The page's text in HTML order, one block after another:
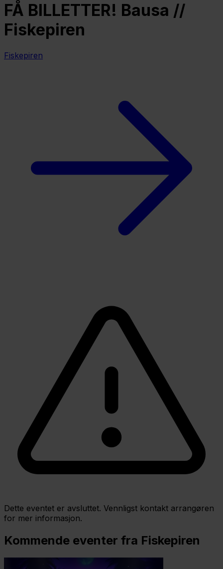
FÅ BILLETTER! Bausa //
Fiskepiren
Fiskepiren
Dette eventet er avsluttet. Vennligst kontakt arrangøren
for mer informasjon.
Kommende eventer fra Fiskepiren